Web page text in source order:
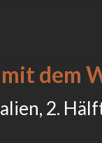
dem
2.